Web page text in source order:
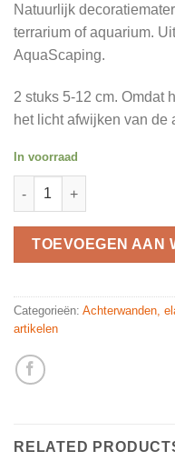
Natuurlijk
terrarium of aquarium.
AquaScaping.
2 stuks 5-12 cm. Omdat
het licht afwijken van de
In voorraad
Dark Slim Wood 2 stuks
TOEVOEGEN AAN
Categorieën: Achterwanden,
artikelen
RELATED